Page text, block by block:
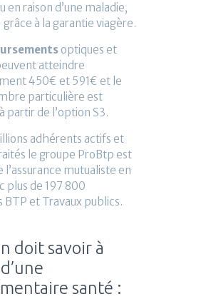
en raison d’une maladie,
à la garantie viagère.
optiques et
atteindre
450€ et 591€ et le
particulière est
partir de l’option S3.
adhérents actifs et
le groupe ProBtp est
l’assurance mutualiste en
plus de 197 800
BTP et Travaux publics.
doit savoir à
santé :